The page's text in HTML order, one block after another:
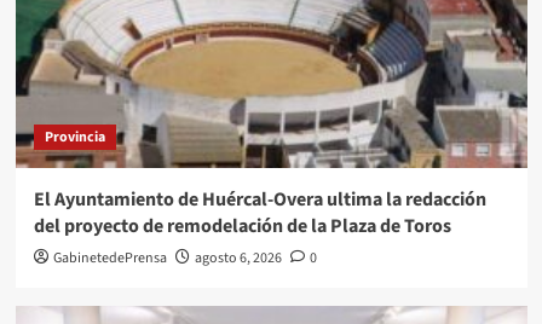
Provincia
El Ayuntamiento de Huércal-Overa ultima la redacción
del proyecto de remodelación de la Plaza de Toros
GabinetedePrensa agosto 6, 2026 0